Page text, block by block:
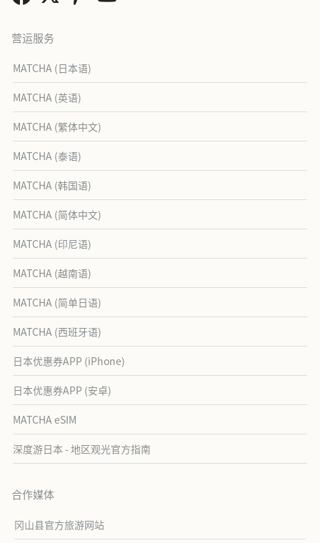
营运服务
MATCHA (日本语)
MATCHA (英语)
MATCHA (繁体中文)
MATCHA (泰语)
MATCHA (韩国语)
MATCHA (简体中文)
MATCHA (印尼语)
MATCHA (越南语)
MATCHA (简单日语)
MATCHA (西班牙语)
日本优惠券APP (iPhone)
日本优惠券APP (安卓)
MATCHA eSIM
深度游日本 - 地区观光官方指南
合作媒体
冈山县官方旅游网站